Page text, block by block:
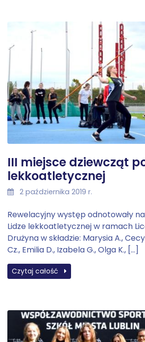
III miejsce dziewcząt
lekkoatletycznej
2 października 2019 r.
Rewelacyjny występ odnotowały
Lidze lekkoatletycznej w ramach
Drużyna w składzie: Marysia A.,
Cz., Emilia D., Izabela G., Olga K., […]
Czytaj całość